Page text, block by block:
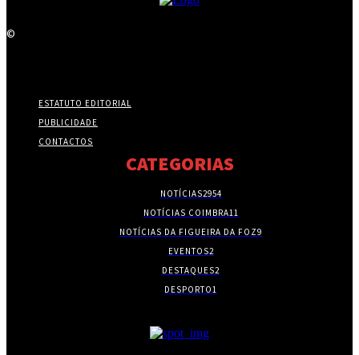
©
ESTATUTO EDITORIAL
PUBLICIDADE
CONTACTOS
CATEGORIAS
NOTÍCIAS2954
NOTÍCIAS COIMBRA11
NOTÍCIAS DA FIGUEIRA DA FOZ9
EVENTOS2
DESTAQUES2
DESPORTO1